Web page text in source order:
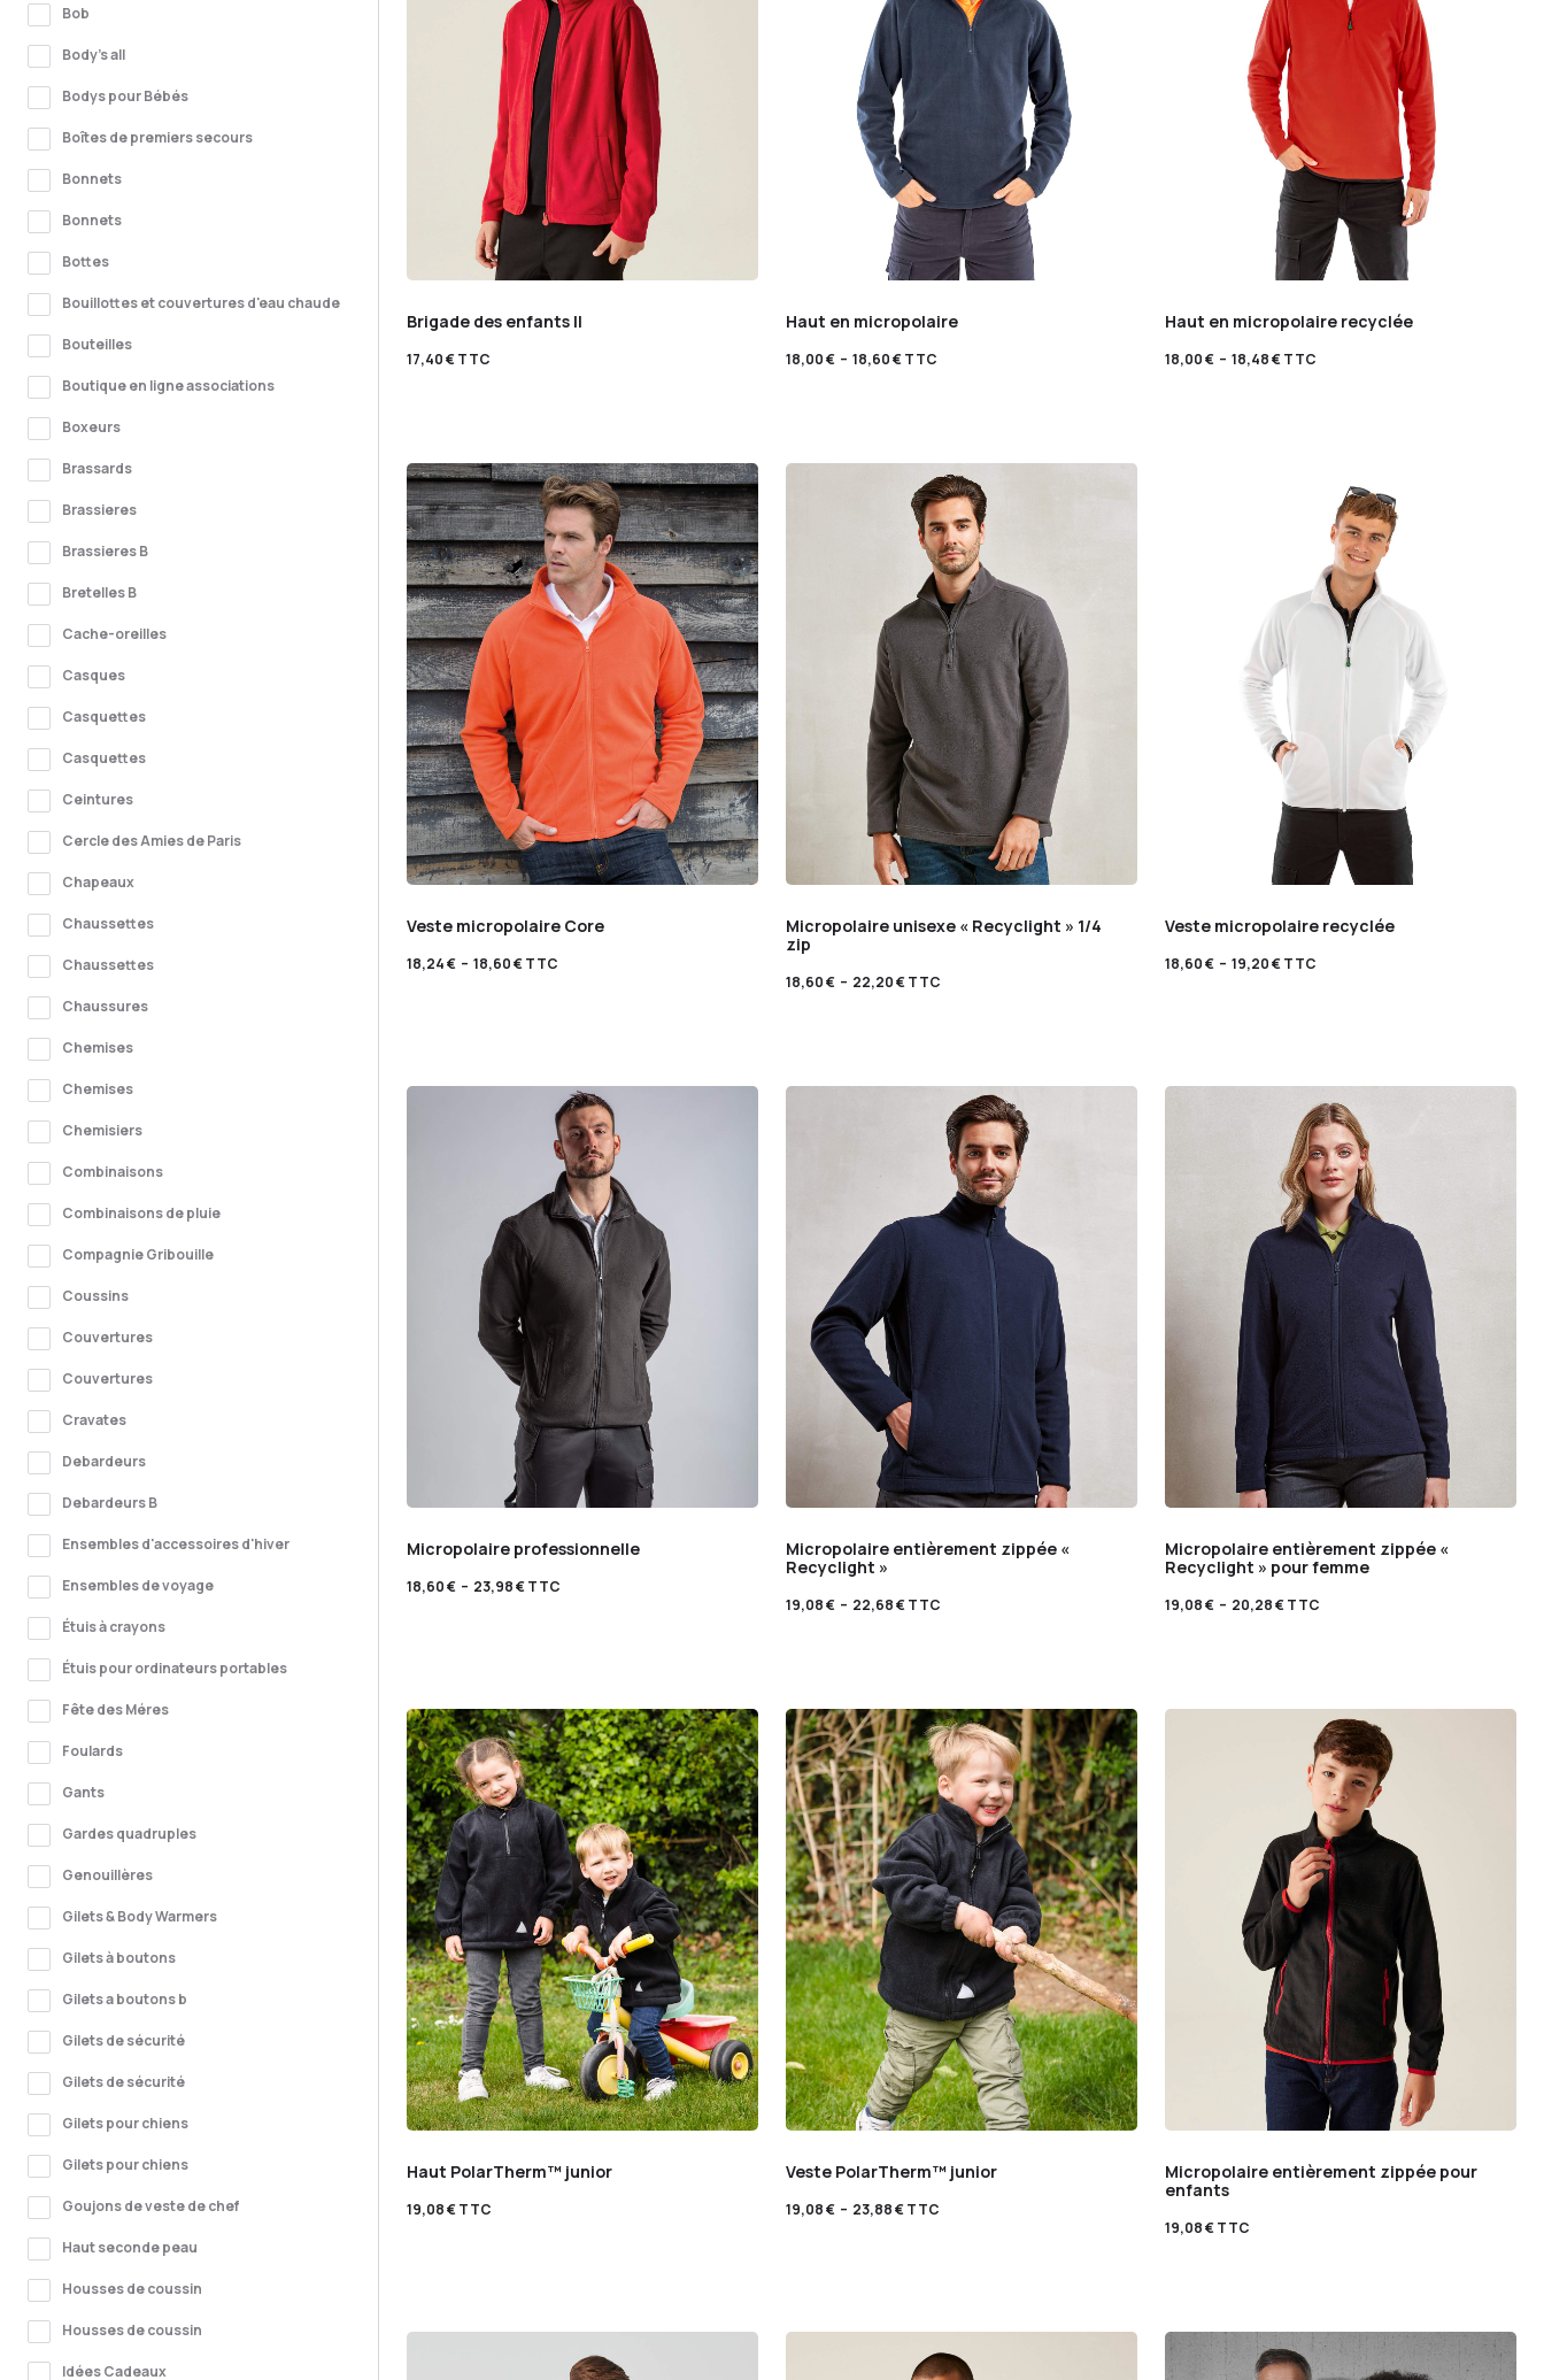
Bob
Body's all
Bodys pour Bébés
Boîtes de premiers secours
Bonnets
Bonnets
Bottes
Bouillottes et couvertures d'eau chaude
Bouteilles
Boutique en ligne associations
Boxeurs
Brassards
Brassieres
Brassieres B
Bretelles B
Cache-oreilles
Casques
Casquettes
Casquettes
Ceintures
Cercle des Amies de Paris
Chapeaux
Chaussettes
Chaussettes
Chaussures
Chemises
Chemises
Chemisiers
Combinaisons
Combinaisons de pluie
Compagnie Gribouille
Coussins
Couvertures
Couvertures
Cravates
Debardeurs
Debardeurs B
Ensembles d'accessoires d'hiver
Ensembles de voyage
Étuis à crayons
Étuis pour ordinateurs portables
Fête des Méres
Foulards
Gants
Gardes quadruples
Genouillères
Gilets & Body Warmers
Gilets à boutons
Gilets a boutons b
Gilets de sécurité
Gilets de sécurité
Gilets pour chiens
Gilets pour chiens
Goujons de veste de chef
Haut seconde peau
Housses de coussin
Housses de coussin
Idées Cadeaux
Brigade des enfants II
17,40€TTC
Haut en micropolaire
18,00€ – 18,60€TTC
Haut en micropolaire recyclée
18,00€ – 18,48€TTC
Veste micropolaire Core
18,24€ – 18,60€TTC
Micropolaire unisexe « Recyclight » 1/4
zip
18,60€ – 22,20€TTC
Veste micropolaire recyclée
18,60€ – 19,20€TTC
Micropolaire professionnelle
18,60€ – 23,98€TTC
Micropolaire entièrement zippée «
Recyclight »
19,08€ – 22,68€TTC
Micropolaire entièrement zippée «
Recyclight » pour femme
19,08€ – 20,28€TTC
Haut PolarTherm™ junior
19,08€TTC
Veste PolarTherm™ junior
19,08€ – 23,88€TTC
Micropolaire entièrement zippée pour
enfants
19,08€TTC